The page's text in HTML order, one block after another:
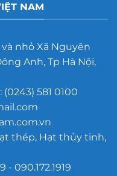
NAM
nhỏ Xã Nguyên
Anh, Tp Hà Nội,
581 0100
thép, Hạt thủy tinh,
- 090.172.1919